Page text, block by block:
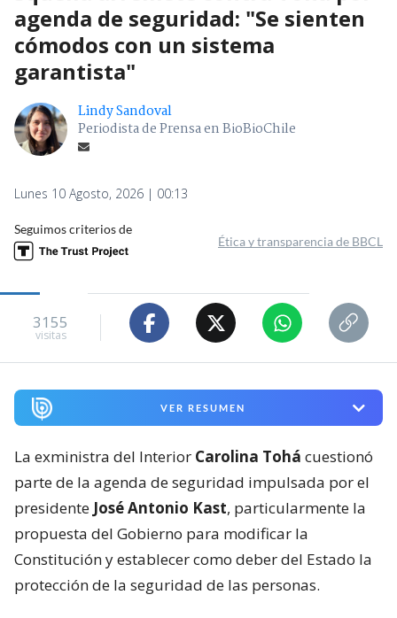
agenda de seguridad: "Se sienten
cómodos con un sistema
garantista"
Lindy Sandoval
Periodista de Prensa en BioBioChile
Lunes 10 Agosto, 2026 | 00:13
Seguimos criterios de
Ética y transparencia de BBCL
3155
visitas
VER RESUMEN
La exministra del Interior Carolina Tohá cuestionó
parte de la agenda de seguridad impulsada por el
presidente José Antonio Kast, particularmente la
propuesta del Gobierno para modificar la
Constitución y establecer como deber del Estado la
protección de la seguridad de las personas.